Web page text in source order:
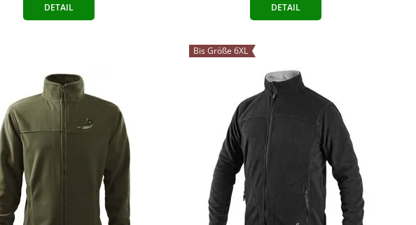
DETAIL DETAIL
Bis Größe 6XL